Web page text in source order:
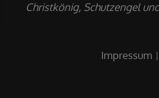
Christkönig, Schutzengel
Impressum